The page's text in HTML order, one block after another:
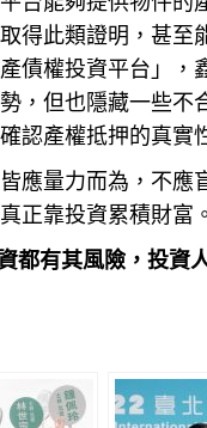
得此類證明，甚至
債權投資平台」，
，但也隱藏一些不
認產權抵押的真實
應量力而為，不應
正靠投資累積財富。
都有其風險，投資